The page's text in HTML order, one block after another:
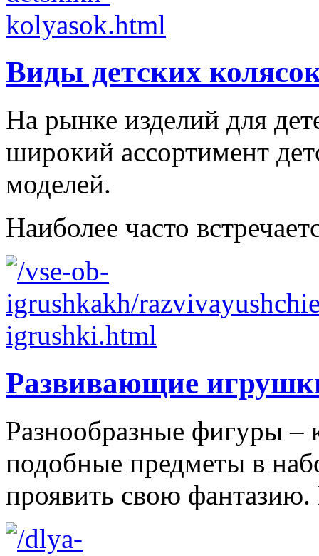
Виды детских
На рынке изделий для
широкий ассортимент
моделей.
Наиболее часто
Развивающие
Разнообразные фигуры –
подобные предметы в
проявить свою